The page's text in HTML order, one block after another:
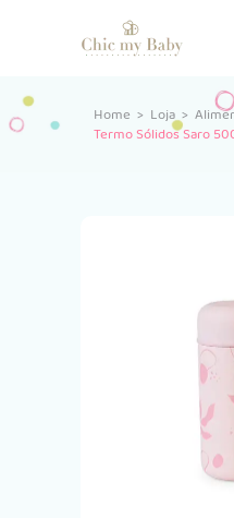
Home > Loja>
Termo Sólidos Saro